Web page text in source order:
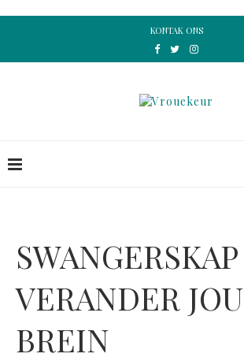
KONTAK ONS
SWANGERSKAP
VERANDER JOU
BREIN